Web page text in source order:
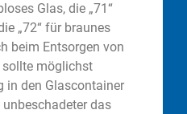
Glas, die „71“
„72“ für braunes
beim Entsorgen von
sollte möglichst
in den Glascontainer
das